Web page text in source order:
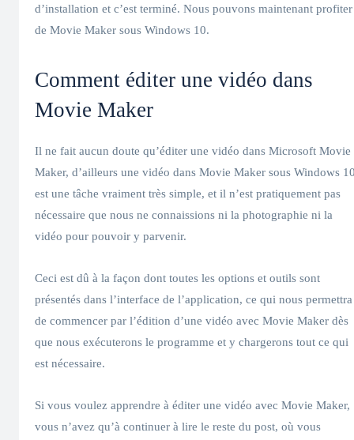
d’installation et c’est terminé. Nous pouvons maintenant profiter
de Movie Maker sous Windows 10.
Comment éditer une vidéo dans
Movie Maker
Il ne fait aucun doute qu’éditer une vidéo dans Microsoft Movie
Maker, d’ailleurs une vidéo dans Movie Maker sous Windows
est une tâche vraiment très simple, et il n’est pratiquement pas
nécessaire que nous ne connaissions ni la photographie ni la
vidéo pour pouvoir y parvenir.
Ceci est dû à la façon dont toutes les options et outils sont
présentés dans l’interface de l’application, ce qui nous permettra
de commencer par l’édition d’une vidéo avec Movie Maker dès
que nous exécuterons le programme et y chargerons tout ce qui
est nécessaire.
Si vous voulez apprendre à éditer une vidéo avec Movie Maker,
vous n’avez qu’à continuer à lire le reste du post, où vous